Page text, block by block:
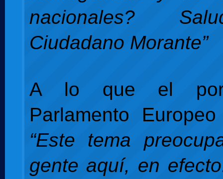
nacionales?
Ciudadano Morante”
A lo que el
Parlamento
“Este tema
gente aquí, en